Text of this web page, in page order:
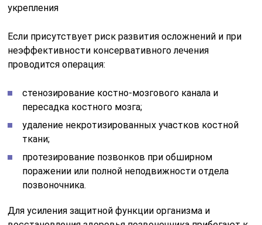
укрепления
Если присутствует риск развития осложнений и при
неэффективности консервативного лечения
проводится операция:
стенозирование костно-мозгового канала и
пересадка костного мозга;
удаление некротизированных участков костной
ткани;
протезирование позвонков при обширном
поражении или полной неподвижности отдела
позвоночника.
Для усиления защитной функции организма и